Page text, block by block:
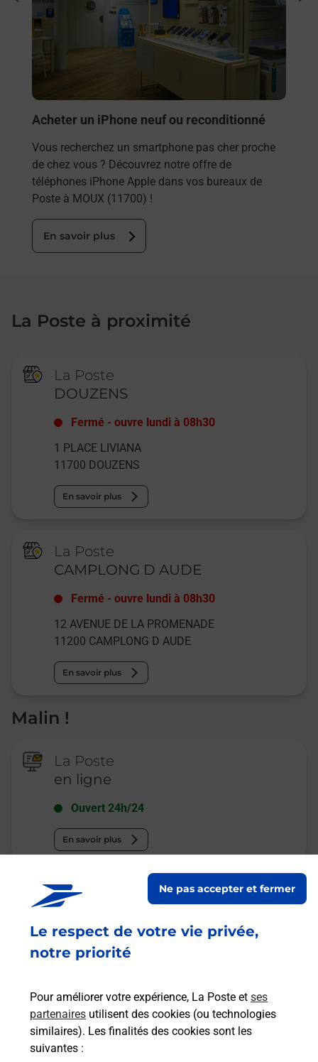
Le respect de votre vie privée,
notre priorité
Pour améliorer votre expérience, La Poste et ses
partenaires utilisent des cookies (ou technologies
similaires). Les finalités des cookies sont les
suivantes :
Ne pas accepter et fermer
Acheter un iPhone neuf ou reconditionné
Vous recherchez un smartphone pas cher proche
de chez vous ? Découvrez notre offre de
téléphones iPhone Apple dans vos bureaux de
Poste à MOUX (11700) !
En savoir plus
La Poste à proximité
La Poste
DOUZENS
Fermé -ouvre lundi à 08h30
1 PLACE LIVIANA
11700 DOUZENS
En savoir plus
La Poste
CAMPLONG D AUDE
Fermé -ouvre lundi à 08h30
12 AVENUE DE LA PROMENADE
11200 CAMPLONG D AUDE
En savoir plus
Malin !
La Poste
en ligne
Ouvert 24h/24
En savoir plus
Recherchez un autre point de contact
Quel réseau utilise La Poste Mobile ?